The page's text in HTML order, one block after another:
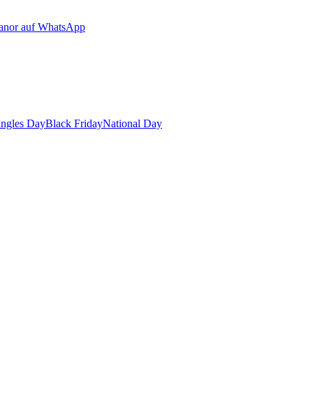
auf WhatsApp
DayBlack FridayNational Day